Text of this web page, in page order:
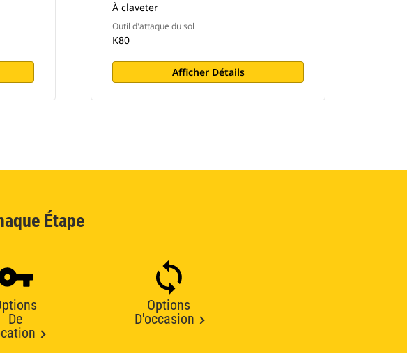
À claveter
Outil d'attaque du sol
K80
Afficher Détails
Étape
De
Options
D'occasion